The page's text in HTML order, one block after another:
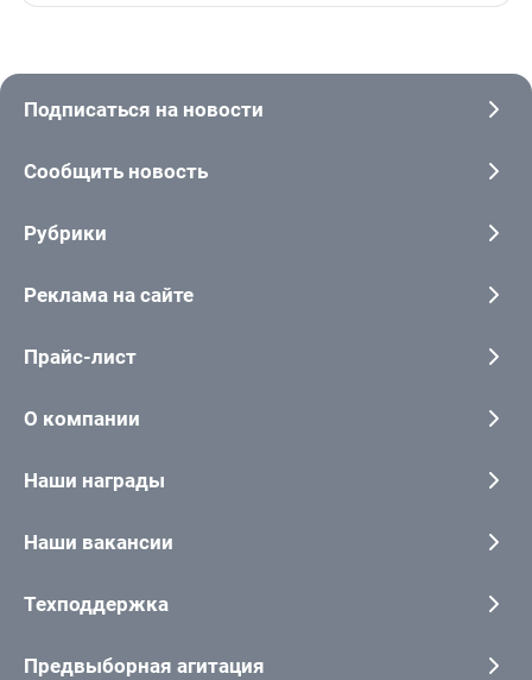
Подписаться на новости
Сообщить новость
Рубрики
Реклама на сайте
Прайс-лист
О компании
Наши награды
Наши вакансии
Техподдержка
Предвыборная агитация